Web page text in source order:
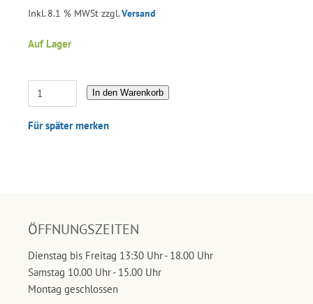
Inkl. 8.1 % MWSt zzgl.Versand
Auf Lager
In den Warenkorb
Für später merken
ÖFFNUNGSZEITEN
Dienstag bis Freitag 13:30 Uhr - 18.00 Uhr
Samstag 10.00 Uhr - 15.00 Uhr
Montag geschlossen